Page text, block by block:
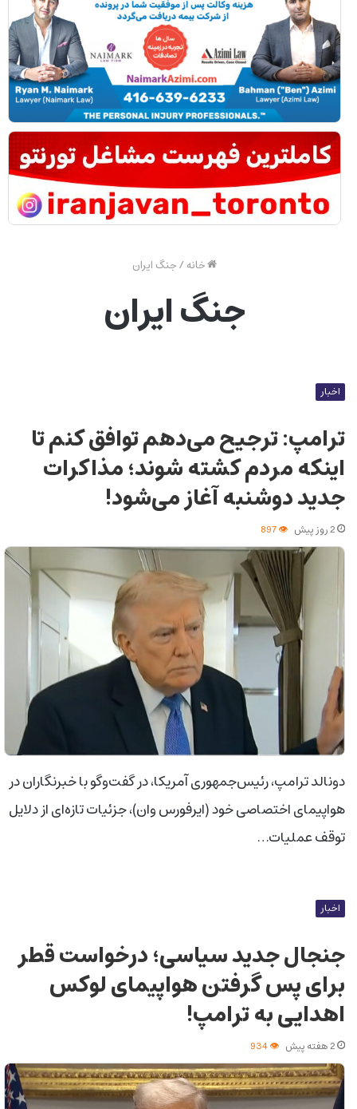
خانه/جنگ ایران
جنگ ایران
اخبار
ترامپ: ترجیح می‌دهم توافق کنم تا
اینکه مردم کشته شوند؛ مذاکرات
جدید دوشنبه آغاز می‌شود!
2 روز پیش
دونالد ترامپ، رئیس‌جمهوری آمریکا، در گفت‌وگو با خبرنگاران در
هواپیمای اختصاصی خود (ایرفورس وان)، جزئیات تازه‌ای از دلایل
توقف عملیات…
اخبار
جنجال جدید سیاسی؛ درخواست قطر
برای پس گرفتن هواپیمای لوکس
اهدایی به ترامپ!
2 هفته پیش